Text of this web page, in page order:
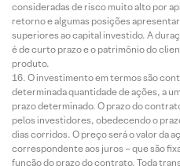
consideradas de risco muito alto por
retorno e algumas posições
superiores ao capital investido. A
é de curto prazo e o patrimônio do
produto.
O investimento em termos são
determinada quantidade de ações, a
prazo determinado. O prazo do
pelos investidores, obedecendo o
dias corridos. O preço será o valor da
correspondente aos juros – que são
função do prazo do contrato. Toda